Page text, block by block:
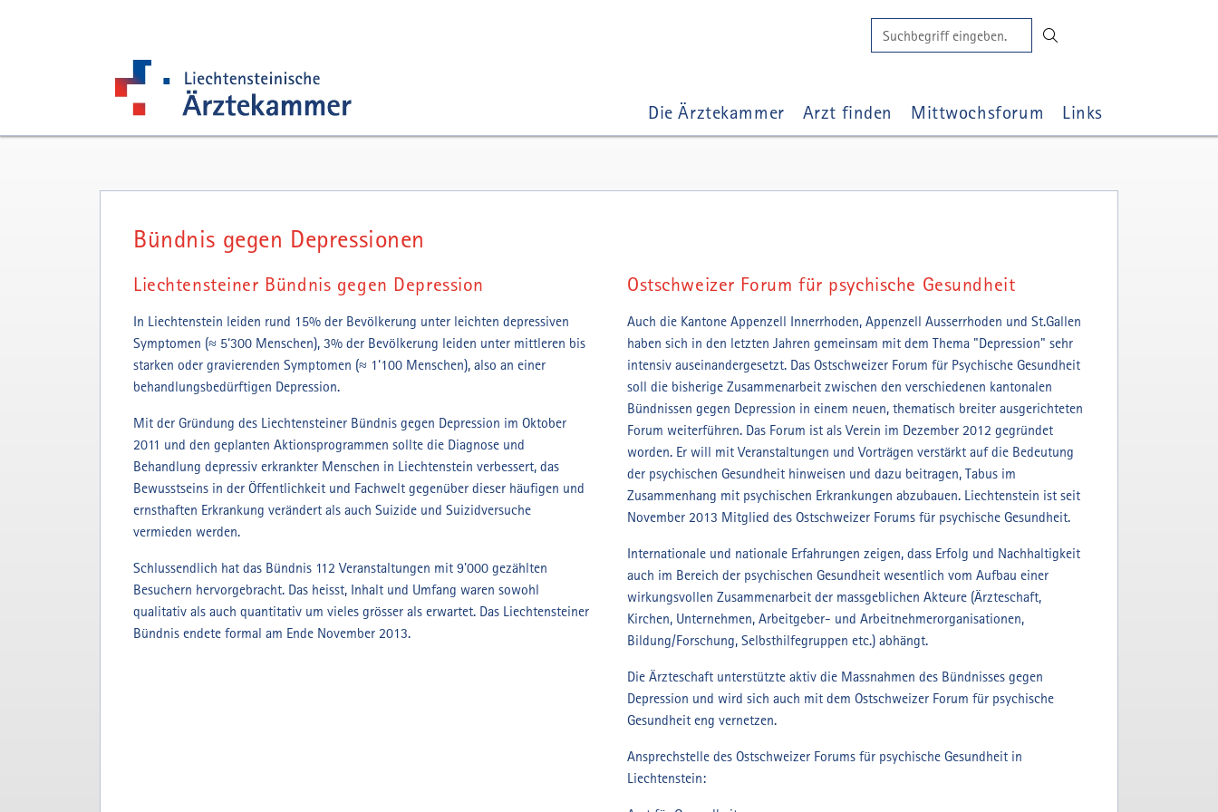
🔍
Die Ärztekammer Arzt finden Mittwochsforum Links
Bündnis gegen Depressionen
Liechtensteiner Bündnis gegen Depression
In Liechtenstein leiden rund 15% der Bevölkerung unter leichten depressiven
Symptomen (≈ 5‘300 Menschen), 3% der Bevölkerung leiden unter mittleren bis
starken oder gravierenden Symptomen (≈ 1‘100 Menschen), also an einer
behandlungsbedürftigen Depression.
Mit der Gründung des Liechtensteiner Bündnis gegen Depression im Oktober
2011 und den geplanten Aktionsprogrammen sollte die Diagnose und
Behandlung depressiv erkrankter Menschen in Liechtenstein verbessert, das
Bewusstseins in der Öffentlichkeit und Fachwelt gegenüber dieser häufigen und
ernsthaften Erkrankung verändert als auch Suizide und Suizidversuche
vermieden werden.
Schlussendlich hat das Bündnis 112 Veranstaltungen mit 9'000 gezählten
Besuchern hervorgebracht. Das heisst, Inhalt und Umfang waren sowohl
qualitativ als auch quantitativ um vieles grösser als erwartet. Das Liechtensteiner
Bündnis endete formal am Ende November 2013.
Ostschweizer Forum für psychische Gesundheit
Auch die Kantone Appenzell Innerrhoden, Appenzell Ausserrhoden und St.Gallen
haben sich in den letzten Jahren gemeinsam mit dem Thema "Depression" sehr
intensiv auseinandergesetzt. Das Ostschweizer Forum für Psychische Gesundheit
soll die bisherige Zusammenarbeit zwischen den verschiedenen kantonalen
Bündnissen gegen Depression in einem neuen, thematisch breiter ausgerichteten
Forum weiterführen. Das Forum ist als Verein im Dezember 2012 gegründet
worden. Er will mit Veranstaltungen und Vorträgen verstärkt auf die Bedeutung
der psychischen Gesundheit hinweisen und dazu beitragen, Tabus im
Zusammenhang mit psychischen Erkrankungen abzubauen. Liechtenstein ist seit
November 2013 Mitglied des Ostschweizer Forums für psychische Gesundheit.
Internationale und nationale Erfahrungen zeigen, dass Erfolg und Nachhaltigkeit
auch im Bereich der psychischen Gesundheit wesentlich vom Aufbau einer
wirkungsvollen Zusammenarbeit der massgeblichen Akteure (Ärzteschaft,
Kirchen, Unternehmen, Arbeitgeber- und Arbeitnehmerorganisationen,
Bildung/Forschung, Selbsthilfegruppen etc.) abhängt.
Die Ärzteschaft unterstützte aktiv die Massnahmen des Bündnisses gegen
Depression und wird sich auch mit dem Ostschweizer Forum für psychische
Gesundheit eng vernetzen.
Ansprechstelle des Ostschweizer Forums für psychische Gesundheit in
Liechtenstein: